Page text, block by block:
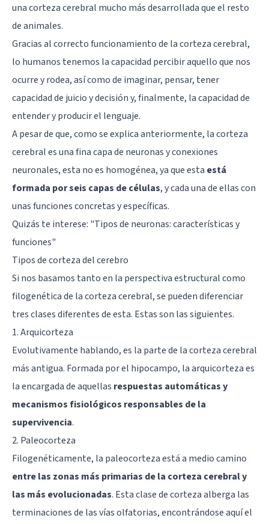
una corteza cerebral mucho más desarrollada que el resto
de animales.
Gracias al correcto funcionamiento de la corteza cerebral,
lo humanos tenemos la capacidad percibir aquello que nos
ocurre y rodea, así como de imaginar, pensar, tener
capacidad de juicio y decisión y, finalmente, la capacidad de
entender y producir el lenguaje.
A pesar de que, como se explica anteriormente, la corteza
cerebral es una fina capa de neuronas y conexiones
neuronales, esta no es homogénea, ya que esta está
formada por seis capas de células, y cada una de ellas con
unas funciones concretas y específicas.
Quizás te interese: "Tipos de neuronas: características y
funciones"
Tipos de corteza del cerebro
Si nos basamos tanto en la perspectiva estructural como
filogenética de la corteza cerebral, se pueden diferenciar
tres clases diferentes de esta. Estas son las siguientes.
1. Arquicorteza
Evolutivamente hablando, es la parte de la corteza cerebral
más antigua. Formada por el hipocampo, la arquicorteza es
la encargada de aquellas respuestas automáticas y
mecanismos fisiológicos responsables de la
supervivencia.
2. Paleocorteza
Filogenéticamente, la paleocorteza está a medio camino
entre las zonas más primarias de la corteza cerebral y
las más evolucionadas. Esta clase de corteza alberga las
terminaciones de las vías olfatorias, encontrándose aquí el